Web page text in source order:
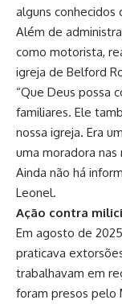
alguns conhecidos
Além de
como motorista,
igreja de Belford
“Que Deus possa
familiares. Ele
nossa igreja. Era
uma moradora nas
Ainda não há
Leonel.
Ação contra
Em agosto de
praticava
trabalhavam em
foram presos pelo